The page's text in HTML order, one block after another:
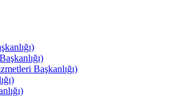
Başkanlığı)